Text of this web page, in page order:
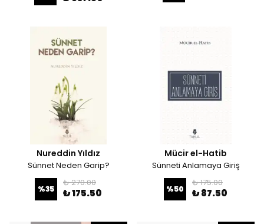
Nureddin Yıldız
Sünnet Neden Garip?
%35
₺ 270.00
₺ 175.50
Mücir el-Hatib
Sünneti Anlamaya Giriş
%50
₺ 175.00
₺ 87.50